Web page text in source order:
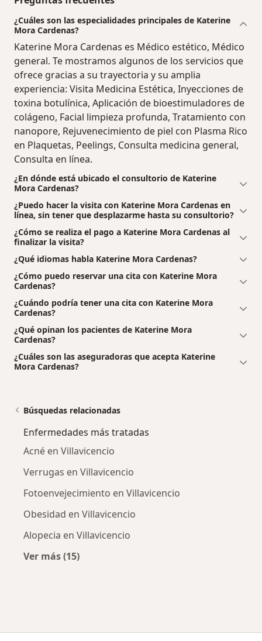
¿Cuáles son las especialidades principales de Katerine
Mora Cardenas?
Katerine Mora Cardenas es Médico estético, Médico
general. Te mostramos algunos de los servicios que
ofrece gracias a su trayectoria y su amplia
experiencia: Visita Medicina Estética, Inyecciones de
toxina botulínica, Aplicación de bioestimuladores de
colágeno, Facial limpieza profunda, Tratamiento con
nanopore, Rejuvenecimiento de piel con Plasma Rico
en Plaquetas, Peelings, Consulta medicina general,
Consulta en línea.
¿En dónde está ubicado el consultorio de Katerine
Mora Cardenas?
¿Puedo hacer la visita con Katerine Mora Cardenas en
línea, sin tener que desplazarme hasta su consultorio?
¿Cómo se realiza el pago a Katerine Mora Cardenas al
finalizar la visita?
¿Qué idiomas habla Katerine Mora Cardenas?
¿Cómo puedo reservar una cita con Katerine Mora
Cardenas?
¿Cuándo podría tener una cita con Katerine Mora
Cardenas?
¿Qué opinan los pacientes de Katerine Mora
Cardenas?
¿Cuáles son las aseguradoras que acepta Katerine
Mora Cardenas?
Búsquedas relacionadas
Enfermedades más tratadas
Acné en Villavicencio
Verrugas en Villavicencio
Fotoenvejecimiento en Villavicencio
Obesidad en Villavicencio
Alopecia en Villavicencio
Ver más (15)